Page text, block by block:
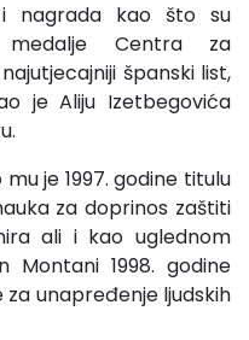
nagrada kao što su
medalje Centra za
španski list,
je Aliju Izetbegovića
je 1997. godine titulu
za doprinos zaštiti
ali i kao uglednom
Montani 1998. godine
unapređenje ljudskih